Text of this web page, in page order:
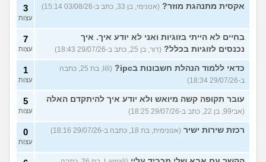
אקסית מתנהגת מוזר? (אנונימי, בן 33, כתב ב-03/08/26 15:14) 3
עצות
בחיים לא הייתי בזוגיות ואני לא יודע איך. איך
נכנסים לזוגיות בכלל? (דור, בן 25, כתב ב-29/07/26 18:43)
7
עצות
כדאי ללמוד הנהלת חשבונות בipc?
(lili, בת 25, כתבה
ב-29/07/26 18:34)
1
עצות
עובר תקופה קשה מיואש ולא יודע איך להיתקדם האלה
(אבי99, בן 22, כתב ב-29/07/26 18:25)
5
עצות
רכזת שירות ישיר (אנונימית, בת 18, כתבה ב-29/07/26 18:16) 0
עצות